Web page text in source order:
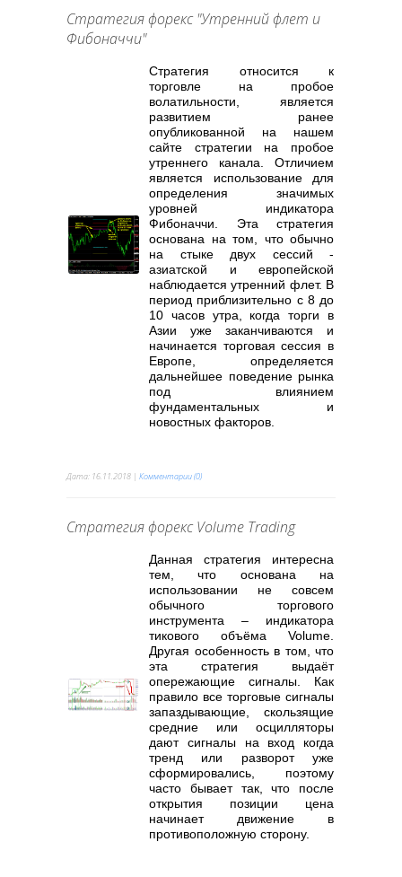
Стратегия форекс "Утренний флет и
Фибоначчи"
Стратегия относится к
торговле на пробое
волатильности, является
развитием ранее
опубликованной на нашем
сайте стратегии на пробое
утреннего канала. Отличием
является использование для
определения значимых
уровней индикатора
Фибоначчи. Эта стратегия
основана на том, что обычно
на стыке двух сессий -
азиатской и европейской
наблюдается утренний флет. В
период приблизительно с 8 до
10 часов утра, когда торги в
Азии уже заканчиваются и
начинается торговая сессия в
Европе, определяется
дальнейшее поведение рынка
под влиянием
фундаментальных и
новостных факторов.
Дата: 16.11.2018 | Комментарии (0)
Стратегия форекс Volume Trading
Данная стратегия интересна
тем, что основана на
использовании не совсем
обычного торгового
инструмента – индикатора
тикового объёма Volume.
Другая особенность в том, что
эта стратегия выдаёт
опережающие сигналы. Как
правило все торговые сигналы
запаздывающие, скользящие
средние или осцилляторы
дают сигналы на вход когда
тренд или разворот уже
сформировались, поэтому
часто бывает так, что после
открытия позиции цена
начинает движение в
противоположную сторону.